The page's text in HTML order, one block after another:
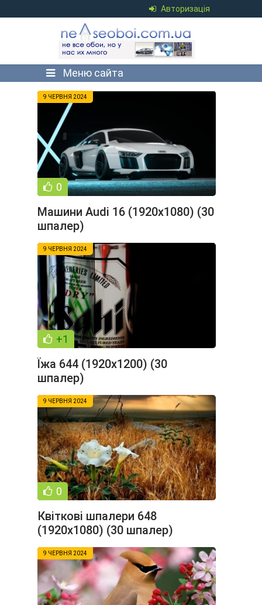
Авторизація
Меню сайта
9 ЧЕРВНЯ 2024
0
Машини Audi 16 (1920x1080) (30
шпалер)
9 ЧЕРВНЯ 2024
+1
Їжа 644 (1920x1200) (30
шпалер)
9 ЧЕРВНЯ 2024
0
Квіткові шпалери 648
(1920x1080) (30 шпалер)
9 ЧЕРВНЯ 2024